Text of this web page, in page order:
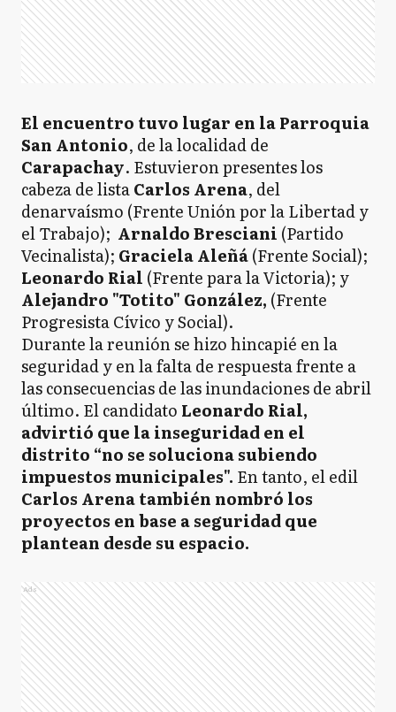
El encuentro tuvo lugar en la Parroquia
San Antonio, de la localidad de
Carapachay. Estuvieron presentes los
cabeza de listaCarlos Arena, del
denarvaísmo (Frente Unión por la Libertad y
el Trabajo); Arnaldo Bresciani (Partido
Vecinalista); Graciela Aleñá(Frente Social);
Leonardo Rial (Frente para la Victoria); y
Alejandro "Totito" González, (Frente
Progresista Cívico y Social).
Durante la reunión se hizo hincapié en la
seguridad y en la falta de respuesta frente a
las consecuencias de las inundaciones de abril
último. El candidato Leonardo Rial,
advirtió que la inseguridad en el
distrito “no se soluciona subiendo
impuestos municipales". En tanto, el edil
Carlos Arena también nombró los
proyectos en base a seguridad que
plantean desde su espacio.
Ads